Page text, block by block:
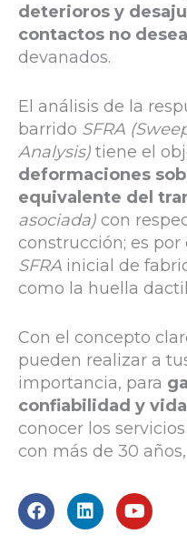
deterioros y
contactos no
devanados.
El análisis de la
barrido SFRA
Analysis) tiene el
deformaciones
equivalente del
asociada) con
construcción; es
SFRA inicial de
como la huella
Con el concepto
pueden realizar a
importancia, para
confiabilidad y
conocer los
con más de 30 años,
a
c
i
n
o
u